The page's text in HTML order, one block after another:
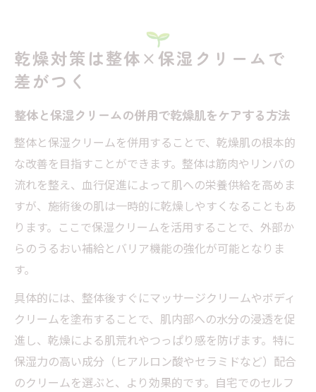
乾燥対策は整体×保湿クリームで
差がつく
整体と保湿クリームの併用で乾燥肌をケアする方法
整体と保湿クリームを併用することで、乾燥肌の根本的
な改善を目指すことができます。整体は筋肉やリンパの
流れを整え、血行促進によって肌への栄養供給を高めま
すが、施術後の肌は一時的に乾燥しやすくなることもあ
ります。ここで保湿クリームを活用することで、外部か
らのうるおい補給とバリア機能の強化が可能となりま
す。
具体的には、整体後すぐにマッサージクリームやボディ
クリームを塗布することで、肌内部への水分の浸透を促
進し、乾燥による肌荒れやつっぱり感を防げます。特に
保湿力の高い成分（ヒアルロン酸やセラミドなど）配合
のクリームを選ぶと、より効果的です。自宅でのセルフ